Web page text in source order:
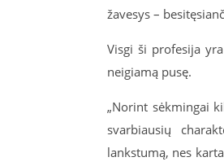
žavesys –
Visgi ši profesija
neigiamą pusę.
„Norint sėkmingai
svarbiausių
lankstumą, nes